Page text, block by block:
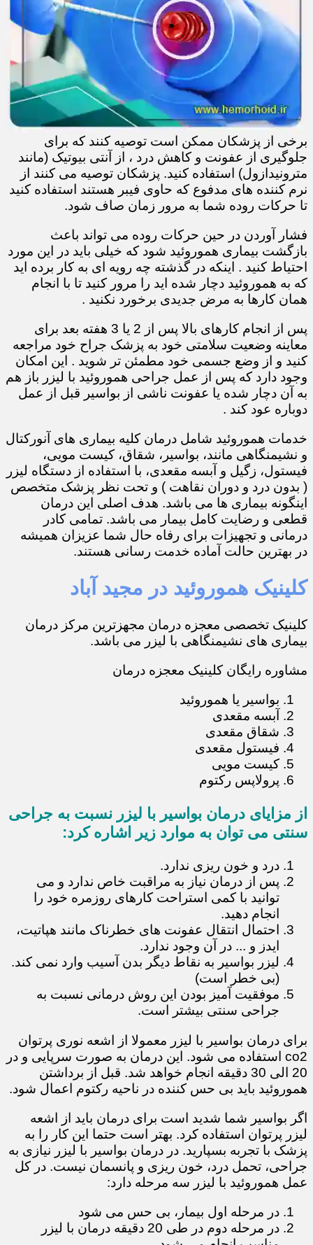
برخی از پزشکان ممکن است توصیه کنند که برای
جلوگیری از عفونت و کاهش درد ، از آنتی بیوتیک (مانند
مترونیدازول) استفاده کنید. پزشکان توصیه می کنند از
نرم کننده های مدفوع که حاوی فیبر هستند استفاده کنید
تا حرکات روده شما به مرور زمان صاف شود.
فشار آوردن در حین حرکات روده می تواند باعث
بازگشت بیماری هموروئید شود که خیلی باید در این مورد
احتیاط کنید . اینکه در گذشته چه رویه ای به کار برده اید
که به هموروئید دچار شده اید را مرور کنید تا با انجام
همان کارها به مرض جدیدی برخورد نکنید .
پس از انجام کارهای بالا پس از 2 یا 3 هفته بعد برای
معاینه وضعیت سلامتی خود به پزشک جراح خود مراجعه
کنید و از وضع جسمی خود مطمئن تر شوید . این امکان
وجود دارد که پس از عمل جراحی هموروئید با لیزر باز هم
به آن دچار شده یا عفونت ناشی از بواسیر قبل از عمل
دوباره عود کند .
خدمات هموروئید شامل درمان کلیه بیماری های آنورکتال
و نشیمنگاهی مانند، بواسیر، شقاق، کیست مویی،
فیستول، زگیل و آبسه مقعدی، با استفاده از دستگاه لیزر
( بدون درد و دوران نقاهت ) و تحت نظر پزشک متخصص
اینگونه بیماری ها می باشد. هدف اصلی این درمان
قطعی و رضایت کامل بیمار می باشد. تمامی کادر
درمانی و تجهیزات برای رفاه حال شما عزیزان همیشه
در بهترین حالت آماده خدمت رسانی هستند.
کلینیک هموروئید در مجید آباد
کلینیک تخصصی معجزه درمان مجهزترین مرکز درمان
بیماری های نشیمنگاهی با لیزر می باشد.
مشاوره رایگان کلینیک معجزه درمان
بواسیر یا هموروئید
آبسه مقعدی
شقاق مقعدی
فیستول مقعدی
کیست مویی
پرولاپس رکتوم
از مزایای درمان بواسیر با لیزر نسبت به جراحی
سنتی می توان به موارد زیر اشاره کرد:
درد و خون ریزی ندارد.
پس از درمان نیاز به مراقبت خاص ندارد و می
توانید با کمی استراحت کارهای روزمره خود را
انجام دهید.
احتمال انتقال عفونت های خطرناک مانند هپاتیت،
ایدز و ... در آن وجود ندارد.
لیزر بواسیر به نقاط دیگر بدن آسیب وارد نمی کند.
(بی خطر است)
موفقیت آمیز بودن این روش درمانی نسبت به
جراحی سنتی بیشتر است.
برای درمان بواسیر با لیزر معمولا از اشعه نوری پرتوان
co2 استفاده می شود. این درمان به صورت سرپایی و در
20 الی 30 دقیقه انجام خواهد شد. قبل از برداشتن
هموروئید باید بی حس کننده در ناحیه رکتوم اعمال شود.
اگر بواسیر شما شدید است برای درمان باید از اشعه
لیزر پرتوان استفاده کرد. بهتر است حتما این کار را به
پزشک با تجربه بسپارید. در درمان بواسیر با لیزر نیازی به
جراحی، تحمل درد، خون ریزی و پانسمان نیست. در کل
عمل هموروئید با لیزر سه مرحله دارد:
در مرحله اول بیمار، بی حس می شود
در مرحله دوم در طی 20 دقیقه درمان با لیزر